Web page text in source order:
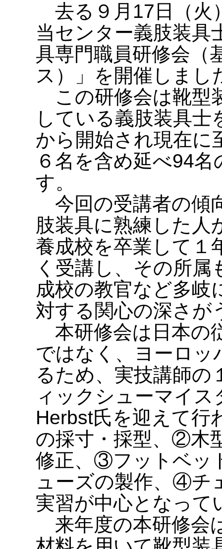
去る９月17日（火
当センター義肢装具
具専門職員研修会（
ス）」を開催しまし
この研修会は靴型
している義肢装具士
から開始され現在に
６名を含め延べ94
す。
今回の受講者の傾
肢装具に熟練した人
養成校を卒業して１
く受講し、その所属
成校の教官など多岐
対する関心の深さが
本研修会は日本の
ではなく、ヨーロッ
るため、実技講師の
ィックシューマイ
Herbst氏を迎えて
の採寸・採型、②木
修正、③フットベッ
ューズの製作、④チ
実習が中心となって
来年度の本研修会